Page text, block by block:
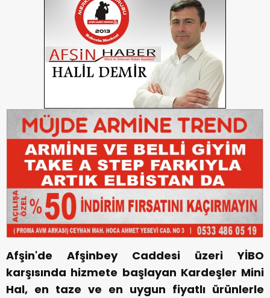
Afşin'de Afşinbey Caddesi üzeri YİBO
karşısında hizmete başlayan Kardeşler Mini
Hal, en taze ve en uygun fiyatlı ürünlerle